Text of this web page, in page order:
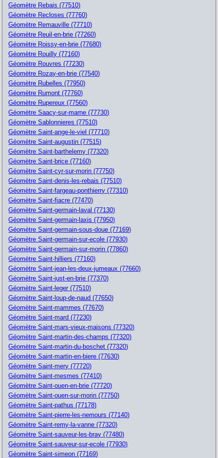
Géomètre Rebais (77510)
Géomètre Recloses (77760)
Géomètre Remauville (77710)
Géomètre Reuil-en-brie (77260)
Géomètre Roissy-en-brie (77680)
Géomètre Rouilly (77160)
Géomètre Rouvres (77230)
Géomètre Rozay-en-brie (77540)
Géomètre Rubelles (77950)
Géomètre Rumont (77760)
Géomètre Rupereux (77560)
Géomètre Saacy-sur-marne (77730)
Géomètre Sablonnieres (77510)
Géomètre Saint-ange-le-viel (77710)
Géomètre Saint-augustin (77515)
Géomètre Saint-barthelemy (77320)
Géomètre Saint-brice (77160)
Géomètre Saint-cyr-sur-morin (77750)
Géomètre Saint-denis-les-rebais (77510)
Géomètre Saint-fargeau-ponthierry (77310)
Géomètre Saint-fiacre (77470)
Géomètre Saint-germain-laval (77130)
Géomètre Saint-germain-laxis (77950)
Géomètre Saint-germain-sous-doue (77169)
Géomètre Saint-germain-sur-ecole (77930)
Géomètre Saint-germain-sur-morin (77860)
Géomètre Saint-hilliers (77160)
Géomètre Saint-jean-les-deux-jumeaux (77660)
Géomètre Saint-just-en-brie (77370)
Géomètre Saint-leger (77510)
Géomètre Saint-loup-de-naud (77650)
Géomètre Saint-mammes (77670)
Géomètre Saint-mard (77230)
Géomètre Saint-mars-vieux-maisons (77320)
Géomètre Saint-martin-des-champs (77320)
Géomètre Saint-martin-du-boschet (77320)
Géomètre Saint-martin-en-biere (77630)
Géomètre Saint-mery (77720)
Géomètre Saint-mesmes (77410)
Géomètre Saint-ouen-en-brie (77720)
Géomètre Saint-ouen-sur-morin (77750)
Géomètre Saint-pathus (77178)
Géomètre Saint-pierre-les-nemours (77140)
Géomètre Saint-remy-la-vanne (77320)
Géomètre Saint-sauveur-les-bray (77480)
Géomètre Saint-sauveur-sur-ecole (77930)
Géomètre Saint-simeon (77169)